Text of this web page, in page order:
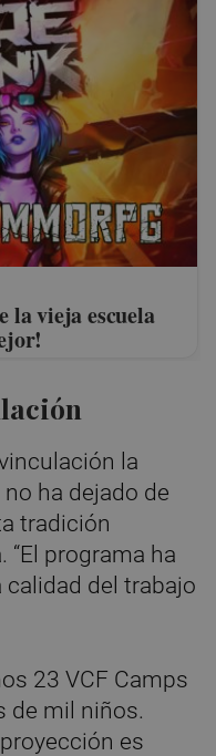
la vieja escuela
la
ha dejado de
tradición
programa ha
del trabajo
23 VCF Camps
de mil niños.
es